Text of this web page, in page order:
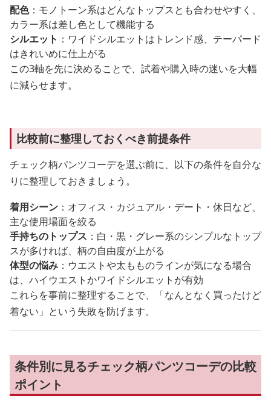
配色：モノトーン系はどんなトップスとも合わせやすく、
カラー系は差し色として機能する
シルエット ：ワイドシルエットはトレンド感、テーパード
はきれいめに仕上がる
この3軸を先に決めることで、試着や購入時の迷いを大幅
に減らせます。
比較前に整理しておくべき前提条件
チェック柄パンツコーデを選ぶ前に、以下の条件を自分な
りに整理しておきましょう。
着用シーン ：オフィス・カジュアル・デート・休日など、
主な使用場面を絞る
手持ちのトップス ：白・黒・グレー系のシンプルなトップ
スが多ければ、柄の自由度が上がる
体型の悩み ：ウエストや太もものラインが気になる場合
は、ハイウエストかワイドシルエットが有効
これらを事前に整理することで、「なんとなく買ったけど
着ない」という失敗を防げます。
条件別に見るチェック柄パンツコーデの比較
ポイント